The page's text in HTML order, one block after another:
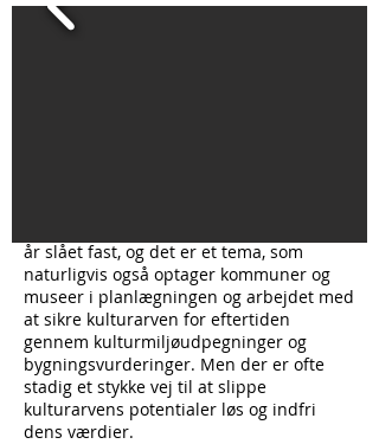
år slået fast, og det er et tema, som
naturligvis også optager kommuner og
museer i planlægningen og arbejdet med
at sikre kulturarven for eftertiden
gennem kulturmiljøudpegninger og
bygningsvurderinger. Men der er ofte
stadig et stykke vej til at slippe
kulturarvens potentialer løs og indfri
dens værdier.